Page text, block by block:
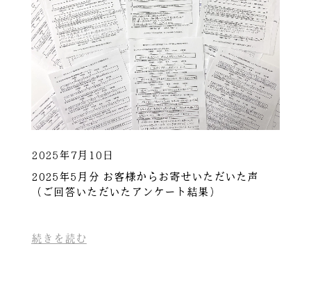
2025年7月10日
2025年5月分 お客様からお寄せいただいた声
（ご回答いただいたアンケート結果）
続きを読む